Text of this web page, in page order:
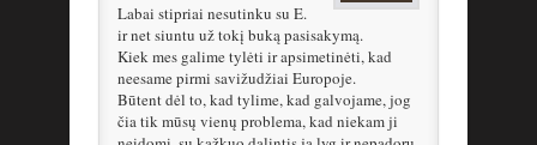
Labai stipriai nesutinku su E.
ir net siuntu už tokį buką pasisakymą.
Kiek mes galime tylėti ir apsimetinėti, kad
neesame pirmi savižudžiai Europoje.
Būtent dėl to, kad tylime, kad galvojame, jog
čia tik mūsų vienų problema, kad niekam ji